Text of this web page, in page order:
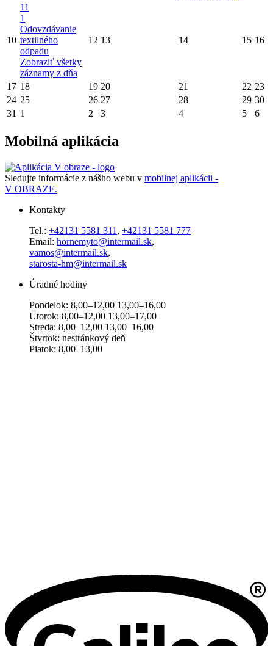
10
11
1
Odovzdávanie
textilného
odpadu
Zobraziť všetky
záznamy z dňa
12 13 14 15 16
17 18 19 20 21 22 23
24 25 26 27 28 29 30
31 1 2 3 4 5 6
Mobilná aplikácia
Sledujte informácie z nášho webu v mobilnej aplikácii -
V OBRAZE.
Kontakty
Tel.: +42131 5581 311 , +42131 5581 777
Email: hornemyto@intermail.sk,
vamos@intermail.sk,
starosta-hm@intermail.sk
Úradné hodiny
Pondelok: 8,00–12,00 13,00–16,00
Utorok: 8,00–12,00 13,00–17,00
Streda: 8,00–12,00 13,00–16,00
Štvrtok: nestránkový deň
Piatok: 8,00–13,00